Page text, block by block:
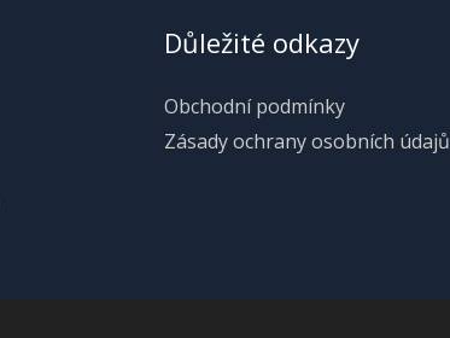
Důležité odkazy
Obchodní podmínky
Zásady ochrany osobních údajů